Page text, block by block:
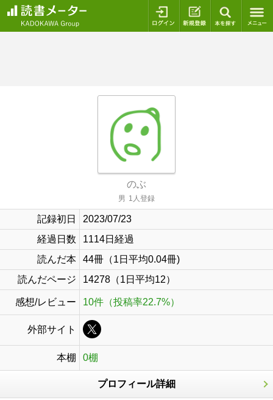
ログイン 新規登録
のぶ
男 1人登録
記録初日
2023/07/23
経過日数
1114日経過
読んだ本
44冊（1日平均0.04冊)
読んだページ
14278（1日平均12）
感想/レビュー 10件（投稿率22.7%）
外部サイト
本棚 0棚
プロフィール詳細